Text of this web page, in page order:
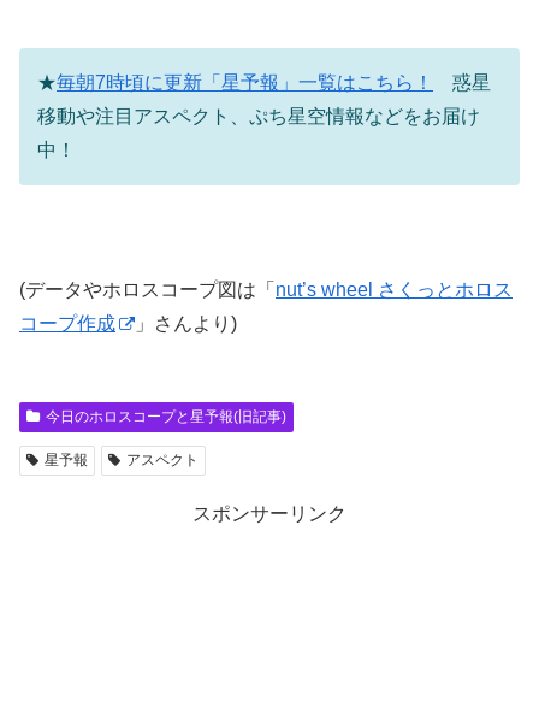
★毎朝7時頃に更新「星予報」一覧はこちら！
惑星
移動や注目アスペクト、ぷち星空情報などをお届け
中！
(データやホロスコープ図は「 nut’s wheel さくっとホロス
コープ作成
」さんより)
今日のホロスコープと星予報(旧記事)
星予報 アスペクト
スポンサーリンク